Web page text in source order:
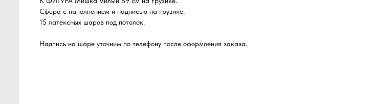
Сфера с наполнением и надписью на грузике.
15 латексных шаров под потолок.
Надпись на шаре уточним по телефону после оформления заказа.